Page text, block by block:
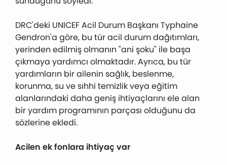
DRC'deki UNICEF Acil Durum Başkanı Typhaine
Gendron'a göre, bu tür acil durum dağıtımları,
yerinden edilmiş olmanın "ani şoku" ile başa
çıkmaya yardımcı olmaktadır. Ayrıca, bu tür
yardımların bir ailenin sağlık, beslenme,
korunma, su ve sıhhi temizlik veya eğitim
alanlarındaki daha geniş ihtiyaçlarını ele alan
bir yardım programının parçası olduğunu da
sözlerine ekledi.
Acilen ek fonlara ihtiyaç var